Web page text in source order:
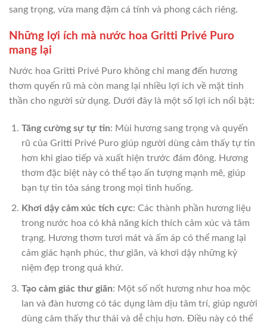
sang trọng, vừa mang đậm cá tính và phong cách riêng.
Những lợi ích mà nước hoa Gritti Privé Puro
mang lại
Nước hoa Gritti Privé Puro không chỉ mang đến hương
thơm quyến rũ mà còn mang lại nhiều lợi ích về mặt tinh
thần cho người sử dụng. Dưới đây là một số lợi ích nổi bật:
Tăng cường sự tự tin: Mùi hương sang trọng và quyến
rũ của Gritti Privé Puro giúp người dùng cảm thấy tự tin
hơn khi giao tiếp và xuất hiện trước đám đông. Hương
thơm đặc biệt này có thể tạo ấn tượng mạnh mẽ, giúp
bạn tự tin tỏa sáng trong mọi tình huống.
Khơi dậy cảm xúc tích cực: Các thành phần hương liệu
trong nước hoa có khả năng kích thích cảm xúc và tâm
trạng. Hương thơm tươi mát và ấm áp có thể mang lại
cảm giác hạnh phúc, thư giãn, và khơi dậy những kỷ
niệm đẹp trong quá khứ.
Tạo cảm giác thư giãn: Một số nốt hương như hoa mộc
lan và đàn hương có tác dụng làm dịu tâm trí, giúp người
dùng cảm thấy thư thái và dễ chịu hơn. Điều này có thể